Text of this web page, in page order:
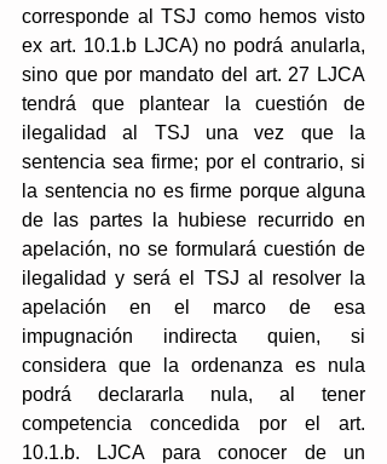
corresponde al TSJ como hemos visto
ex art. 10.1.b LJCA) no podrá anularla,
sino que por mandato del art. 27 LJCA
tendrá que plantear la cuestión de
ilegalidad al TSJ una vez que la
sentencia sea firme; por el contrario, si
la sentencia no es firme porque alguna
de las partes la hubiese recurrido en
apelación, no se formulará cuestión de
ilegalidad y será el TSJ al resolver la
apelación en el marco de esa
impugnación indirecta quien, si
considera que la ordenanza es nula
podrá declararla nula, al tener
competencia concedida por el art.
10.1.b. LJCA para conocer de un